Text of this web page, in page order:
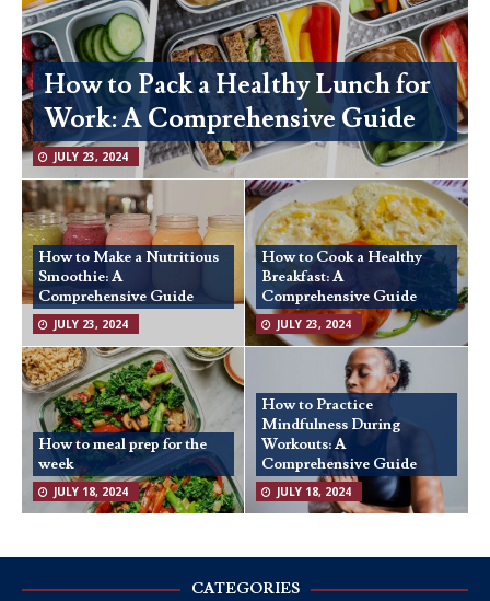
How to Pack a Healthy Lunch for
Work: A Comprehensive Guide
JULY 23, 2024
How to Make a Nutritious
Smoothie: A
Comprehensive Guide
JULY 23, 2024
How to Cook a Healthy
Breakfast: A
Comprehensive Guide
JULY 23, 2024
How to meal prep for the
week
JULY 18, 2024
How to Practice
Mindfulness During
Workouts: A
Comprehensive Guide
JULY 18, 2024
CATEGORIES